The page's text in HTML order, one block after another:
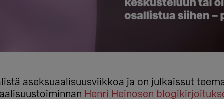
aseksuaalisuusviikkoa ja on julkaissut
Henri Heinosen